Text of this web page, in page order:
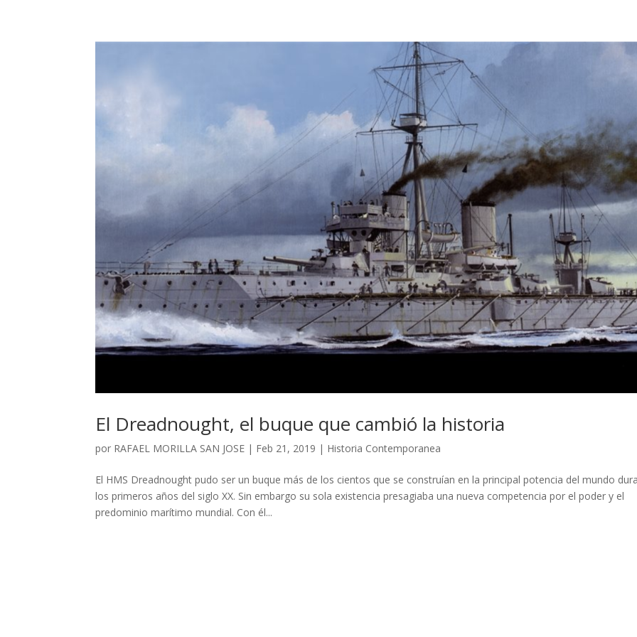
El Dreadnought, el buque que cambió la historia
por RAFAEL MORILLA SAN JOSE | Feb 21, 2019 | Historia Contemporanea
El HMS Dreadnought pudo ser un buque más de los cientos que se construían en la principal potencia del mundo
los primeros años del siglo XX. Sin embargo su sola existencia presagiaba una nueva competencia por el poder y el
predominio marítimo mundial. Con él...